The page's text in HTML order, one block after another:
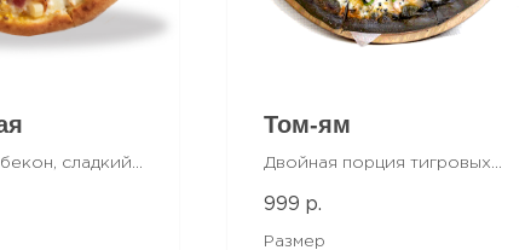
сладкий
фирменный
Том-ям
Двойная порция тигровых
сладкие ананасы, грибочки,
сочные черри, соус песто,
999 р.
Размер